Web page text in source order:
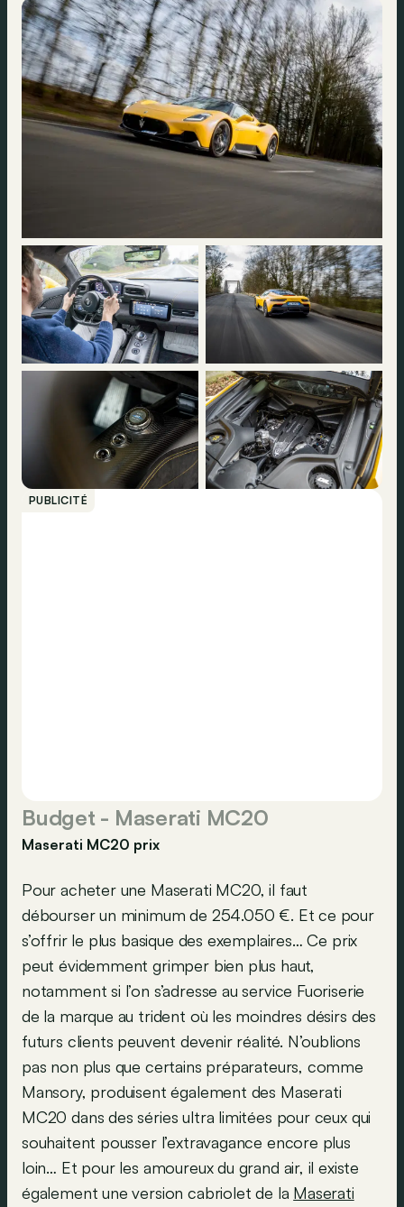
PUBLICITÉ
Budget - Maserati MC20
Maserati MC20 prix
Pour acheter une Maserati MC20, il faut
débourser un minimum de 254.050 €. Et ce pour
s’offrir le plus basique des exemplaires… Ce prix
peut évidemment grimper bien plus haut,
notamment si l’on s’adresse au service Fuoriserie
de la marque au trident où les moindres désirs des
futurs clients peuvent devenir réalité. N’oublions
pas non plus que certains préparateurs, comme
Mansory, produisent également des Maserati
MC20 dans des séries ultra limitées pour ceux qui
souhaitent pousser l’extravagance encore plus
loin… Et pour les amoureux du grand air, il existe
également une version cabriolet de la Maserati